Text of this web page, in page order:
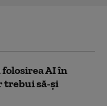
folosirea AI în
trebui să-şi